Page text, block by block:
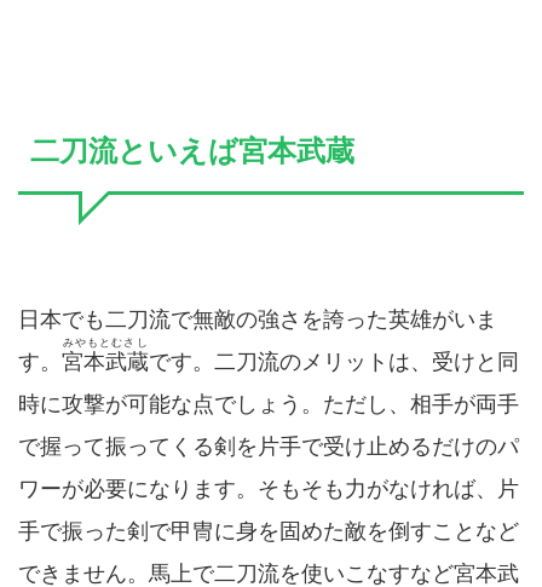
二刀流といえば宮本武蔵
日本でも二刀流で無敵の強さを誇った英雄がいま
す。 宮本武蔵
みやもとむさし
です。二刀流のメリットは、受けと同
時に攻撃が可能な点でしょう。ただし、相手が両手
で握って振ってくる剣を片手で受け止めるだけのパ
ワーが必要になります。そもそも力がなければ、片
手で振った剣で甲冑に身を固めた敵を倒すことなど
できません。馬上で二刀流を使いこなすなど宮本武